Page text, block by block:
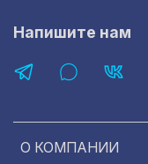
О КОМПАНИИ
Напишите нам